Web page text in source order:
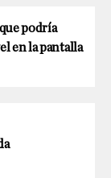
podría
en la pantalla